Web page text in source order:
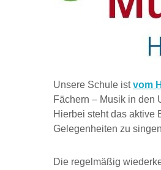
Unsere Schule istvom
Fächern – Musik in den
Hierbei steht das aktive
Gelegenheiten zu
Die regelmäßig